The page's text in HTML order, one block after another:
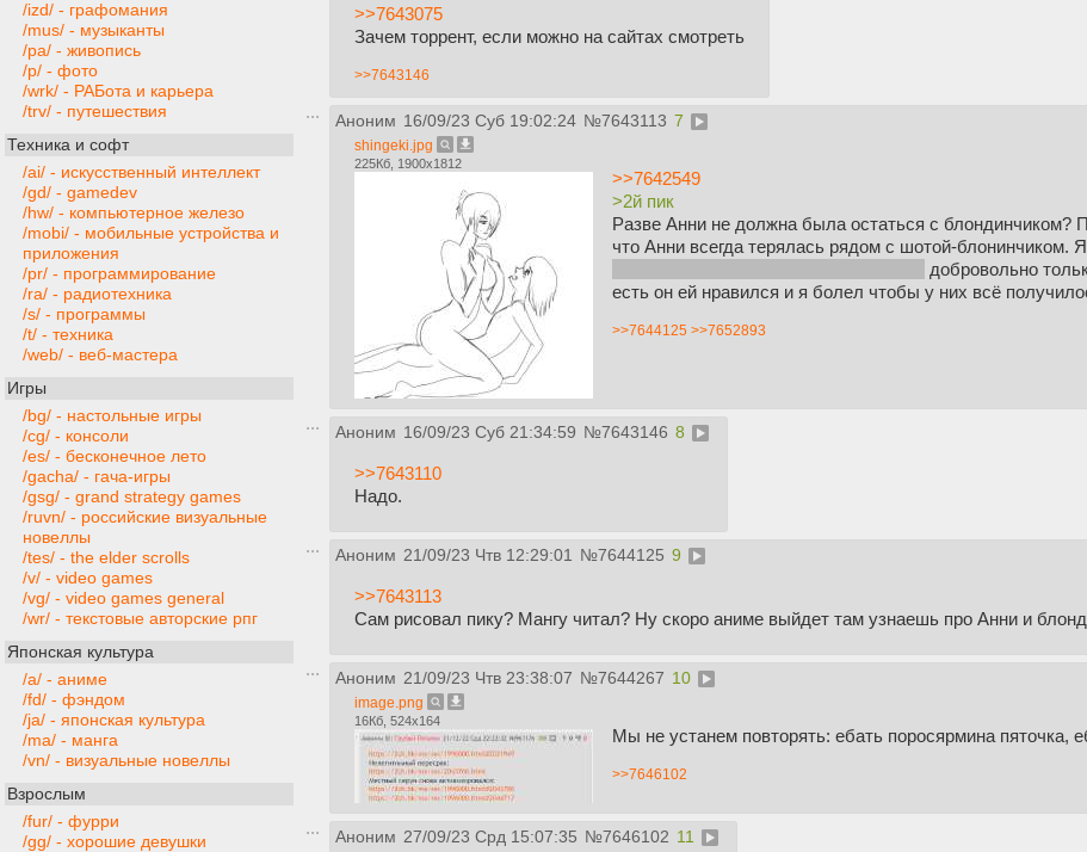
/izd/ - графомания
/mus/ - музыканты
/pa/ - живопись
/p/ - фото
/wrk/ - РАБота и карьера
/trv/ - путешествия
Техника и софт
/ai/ - искусственный интеллект
/gd/ - gamedev
/hw/ - компьютерное железо
/mobi/ - мобильные устройства и
приложения
/pr/ - программирование
/ra/ - радиотехника
/s/ - программы
/t/ - техника
/web/ - веб-мастера
Игры
/bg/ - настольные игры
/cg/ - консоли
/es/ - бесконечное лето
/gacha/ - гача-игры
/gsg/ - grand strategy games
/ruvn/ - российские визуальные
новеллы
/tes/ - the elder scrolls
/v/ - video games
/vg/ - video games general
/wr/ - текстовые авторские рпг
Японская культура
/a/ - аниме
/fd/ - фэндом
/ja/ - японская культура
/ma/ - манга
/vn/ - визуальные новеллы
Взрослым
/fur/ - фурри
/gg/ - хорошие девушки
>>7643075
Зачем торрент, если можно на сайтах смотреть
>>7643146
Аноним 16/09/23 Суб 19:02:24 №7643113 7
shingeki.jpg
225Кб, 1900x1812
>>7642549
>2й пик
Разве Анни не должна была остаться с блондинчиком?
что Анни всегда терялась рядом с шотой-
добровольно
есть он ей нравился и я болел чтобы у них всё
>>7644125 >>7652893
Аноним 16/09/23 Суб 21:34:59 №7643146 8
>>7643110
Надо.
Аноним 21/09/23 Чтв 12:29:01 №7644125 9
>>7643113
Сам рисовал пику? Мангу читал? Ну скоро аниме выйдет там узнаешь про Анни и
Аноним 21/09/23 Чтв 23:38:07 №7644267 10
image.png
16Кб, 524x164
Мы не устанем повторять: ебать поросярмина пяточка,
>>7646102
Аноним 27/09/23 Срд 15:07:35 №7646102 11